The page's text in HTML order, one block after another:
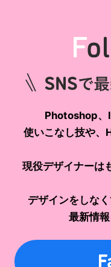
Photoshop
使いこなし技や、
現役デザイナーは
デザインをしな
最新情